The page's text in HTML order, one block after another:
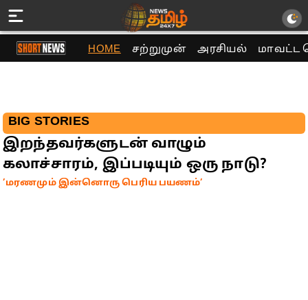
HOME சற்றுமுன் அரசியல் மாவட்ட
BIG STORIES
இறந்தவர்களுடன் வாழும்
கலாச்சாரம், இப்படியும் ஒரு நாடு?
’மரணமும் இன்னொரு பெரிய பயணம்’